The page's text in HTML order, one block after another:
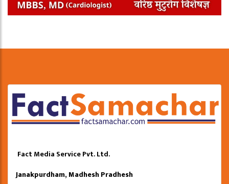
Fact Media Service Pvt. Ltd.
Janakpurdham, Madhesh Pradhesh